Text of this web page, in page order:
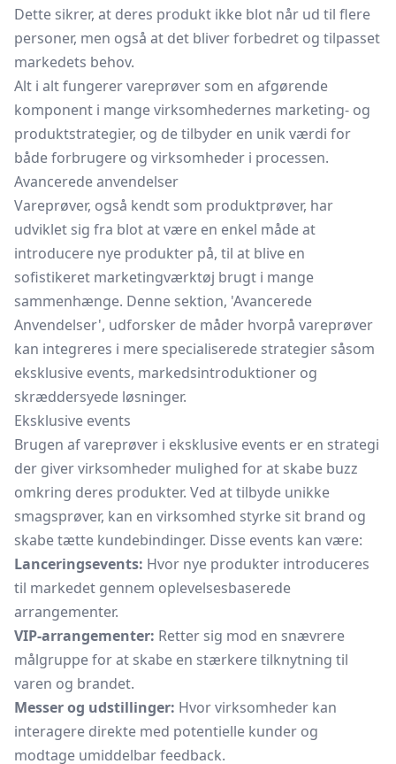
Dette sikrer, at deres produkt ikke blot når ud til flere
personer, men også at det bliver forbedret og tilpasset
markedets behov.
Alt i alt fungerer vareprøver som en afgørende
komponent i mange virksomhedernes marketing- og
produktstrategier, og de tilbyder en unik værdi for
både forbrugere og virksomheder i processen.
Avancerede anvendelser
Vareprøver, også kendt som produktprøver, har
udviklet sig fra blot at være en enkel måde at
introducere nye produkter på, til at blive en
sofistikeret marketingværktøj brugt i mange
sammenhænge. Denne sektion, 'Avancerede
Anvendelser', udforsker de måder hvorpå vareprøver
kan integreres i mere specialiserede strategier såsom
eksklusive events, markedsintroduktioner og
skræddersyede løsninger.
Eksklusive events
Brugen af vareprøver i eksklusive events er en strategi
der giver virksomheder mulighed for at skabe buzz
omkring deres produkter. Ved at tilbyde unikke
smagsprøver, kan en virksomhed styrke sit brand og
skabe tætte kundebindinger. Disse events kan være:
Lanceringsevents: Hvor nye produkter introduceres
til markedet gennem oplevelsesbaserede
arrangementer.
VIP-arrangementer: Retter sig mod en snævrere
målgruppe for at skabe en stærkere tilknytning til
varen og brandet.
Messer og udstillinger: Hvor virksomheder kan
interagere direkte med potentielle kunder og
modtage umiddelbar feedback.